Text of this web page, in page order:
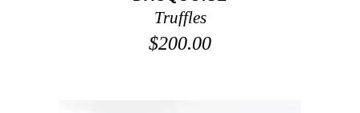
Truffles
$200.00